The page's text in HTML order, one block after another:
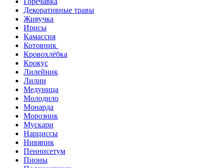
Декоративные травы
Живучка
Ирисы
Камассия
Котовник
Кровохлёбка
Крокус
Лилейник
Лилии
Медуница
Молодило
Монарда
Морозник
Мускари
Нарциссы
Нивяник
Пеннисетум
Пионы